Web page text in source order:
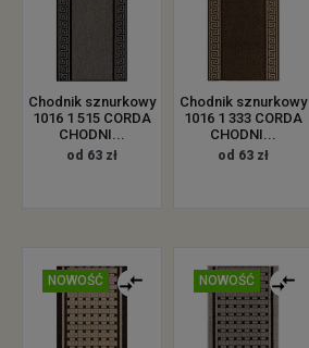
Chodnik sznurkowy
1016 1 515 CORDA
CHODNI...
od 63 zł
Chodnik sznurkowy
1016 1 333 CORDA
CHODNI...
od 63 zł
NOWOŚĆ NOWOŚĆ